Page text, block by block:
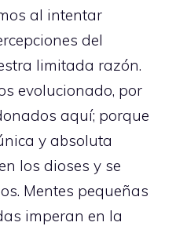
al intentar
del
limitada razón.
evolucionado, por
aquí; porque
y absoluta
los dioses y se
Mentes pequeñas
imperan en la